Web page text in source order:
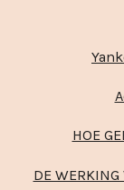
HOE
DE